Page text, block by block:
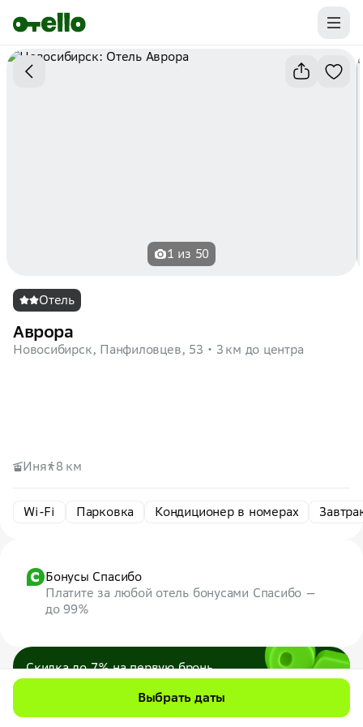
Промокоды на первую бронь уже ваши.
Забирайте выгоду
1 из 50
Отель
Аврора
Новосибирск, Панфиловцев, 53 3 км до центра
Иня 8 км
Wi-Fi Парковка Кондиционер в номерах
Бонусы Спасибо
Платите за любой отель бонусами Спасибо —
до 99%
Скидка до 7% на первую бронь
по промокоду 7WEB
Все промокоды
Выбрать даты